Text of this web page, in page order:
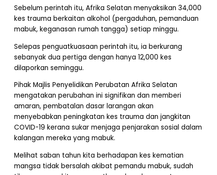
Sebelum perintah itu, Afrika Selatan menyaksikan 34,000
kes trauma berkaitan alkohol (pergaduhan, pemanduan
mabuk, keganasan rumah tangga) setiap minggu.
Selepas penguatkuasaan perintah itu, ia berkurang
sebanyak dua pertiga dengan hanya 12,000 kes
dilaporkan seminggu.
Pihak Majlis Penyelidikan Perubatan Afrika Selatan
mengatakan perubahan ini signifikan dan memberi
amaran, pembatalan dasar larangan akan
menyebabkan peningkatan kes trauma dan jangkitan
COVID-19 kerana sukar menjaga penjarakan sosial dalam
kalangan mereka yang mabuk.
Melihat saban tahun kita berhadapan kes kematian
mangsa tidak bersalah akibat pemandu mabuk, sudah